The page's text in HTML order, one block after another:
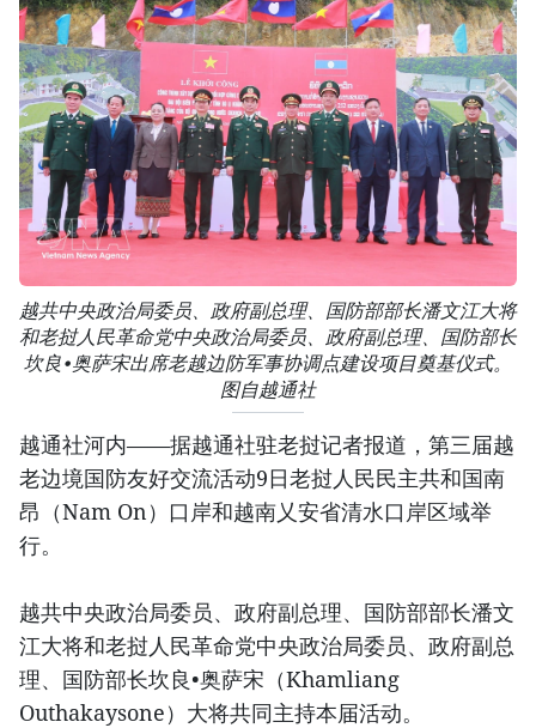
越共中央政治局委员、政府副总理、国防部部长潘文江大将
和老挝人民革命党中央政治局委员、政府副总理、国防部长
坎良•奥萨宋出席老越边防军事协调点建设项目奠基仪式。
图自越通社
越通社河内——据越通社驻老挝记者报道，第三届越
老边境国防友好交流活动9日老挝人民民主共和国南
昂（Nam On）口岸和越南乂安省清水口岸区域举
行。
越共中央政治局委员、政府副总理、国防部部长潘文
江大将和老挝人民革命党中央政治局委员、政府副总
理、国防部长坎良•奥萨宋（Khamliang
Outhakaysone）大将共同主持本届活动。